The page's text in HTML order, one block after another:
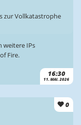
16:30
11. MAI. 2026
zur Vollkatastrophe
weitere IPs
Fire.
0